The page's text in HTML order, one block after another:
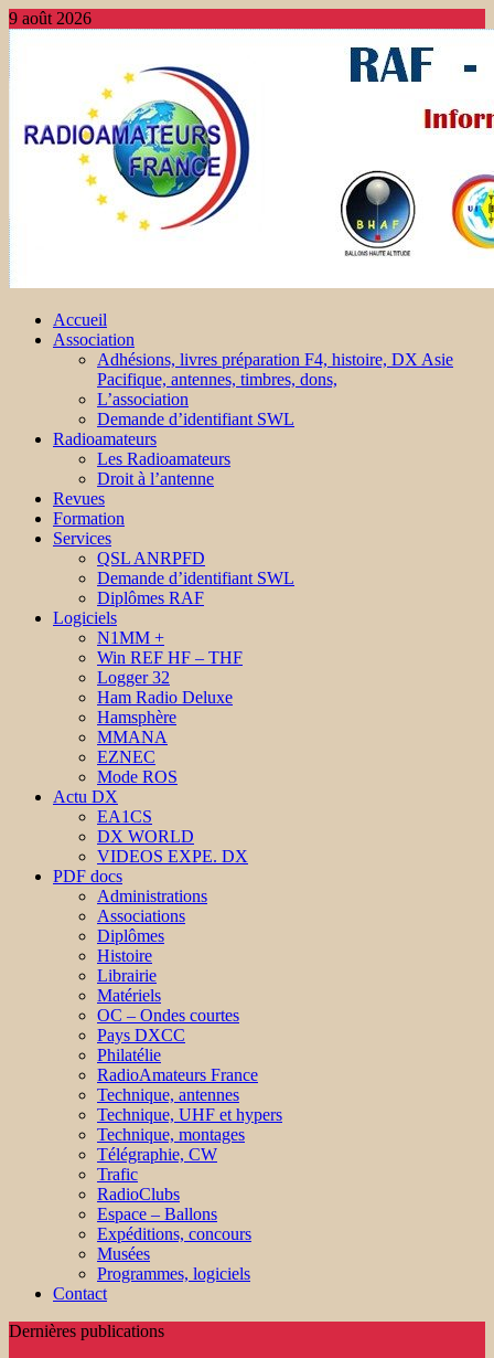
9 août 2026
Accueil
Association
Adhésions, livres préparation F4, histoire, DX Asie
Pacifique, antennes, timbres, dons,
L’association
Demande d’identifiant SWL
Radioamateurs
Les Radioamateurs
Droit à l’antenne
Revues
Formation
Services
QSL ANRPFD
Demande d’identifiant SWL
Diplômes RAF
Logiciels
N1MM +
Win REF HF – THF
Logger 32
Ham Radio Deluxe
Hamsphère
MMANA
EZNEC
Mode ROS
Actu DX
EA1CS
DX WORLD
VIDEOS EXPE. DX
PDF docs
Administrations
Associations
Diplômes
Histoire
Librairie
Matériels
OC – Ondes courtes
Pays DXCC
Philatélie
RadioAmateurs France
Technique, antennes
Technique, UHF et hypers
Technique, montages
Télégraphie, CW
Trafic
RadioClubs
Espace – Ballons
Expéditions, concours
Musées
Programmes, logiciels
Contact
Dernières publications